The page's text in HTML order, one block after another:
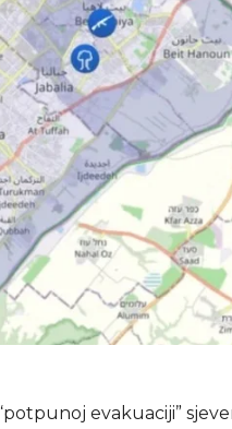
evakuaciji”